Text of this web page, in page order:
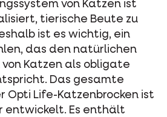
von Katzen ist
tierische Beute zu
ist es wichtig, ein
das den natürlichen
von Katzen als obligate
Das gesamte
Opti Life-Katzenbrocken ist
entwickelt. Es enthält